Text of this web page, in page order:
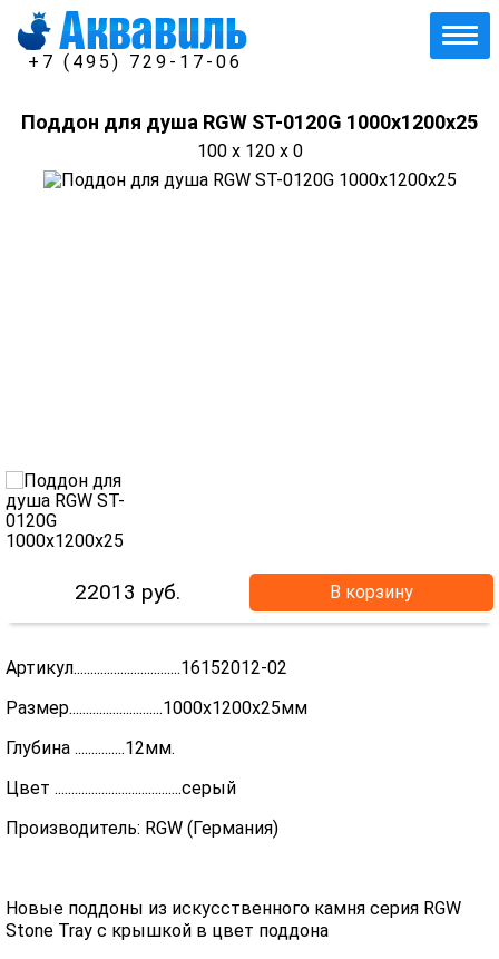
+7 (495) 729-17-06
Поддон для душа RGW ST-0120G 1000х1200х25
100 x 120 x 0
22013 руб. В корзину
Артикул................................16152012-02
Размер............................1000х1200х25мм
Глубина ...............12мм.
Цвет ......................................серый
Производитель: RGW (Германия)
Новые поддоны из искусственного камня серия RGW
Stone Tray с крышкой в цвет поддона